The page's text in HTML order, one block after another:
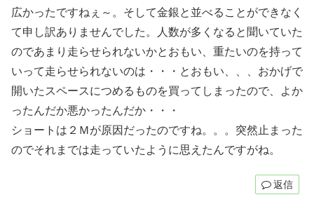
広かったですねぇ～。そして金銀と並べることができなく
て申し訳ありませんでした。人数が多くなると聞いていた
のであまり走らせられないかとおもい、重たいのを持って
いって走らせられないのは・・・とおもい、、、おかげで
開いたスペースにつめるものを買ってしまったので、よか
ったんだか悪かったんだか・・・
ショートは２Ｍが原因だったのですね。。。突然止まった
のでそれまでは走っていたように思えたんですがね。
返信